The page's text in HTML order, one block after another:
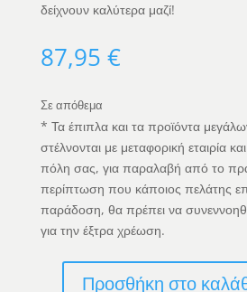
δείχνουν καλύτερα μαζί!
87,95 €
Σε απόθεμα
* Τα έπιπλα και τα προϊόντα
στέλνονται με μεταφορική εταιρία
πόλη σας, για παραλαβή από το
περίπτωση που κάποιος πελάτης
παράδοση, θα πρέπει να
για την έξτρα χρέωση.
Προσθήκη στο